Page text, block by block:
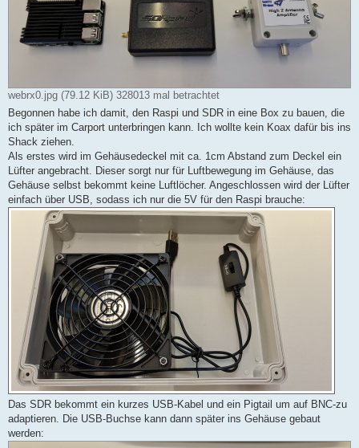
webrx0.jpg (79.12 KiB) 328013 mal betrachtet
Begonnen habe ich damit, den Raspi und SDR in eine Box zu bauen, die
ich später im Carport unterbringen kann. Ich wollte kein Koax dafür bis ins
Shack ziehen.
Als erstes wird im Gehäusedeckel mit ca. 1cm Abstand zum Deckel ein
Lüfter angebracht. Dieser sorgt nur für Luftbewegung im Gehäuse, das
Gehäuse selbst bekommt keine Luftlöcher. Angeschlossen wird der Lüfter
einfach über USB, sodass ich nur die 5V für den Raspi brauche:
Das SDR bekommt ein kurzes USB-Kabel und ein Pigtail um auf BNC-zu
adaptieren. Die USB-Buchse kann dann später ins Gehäuse gebaut
werden: